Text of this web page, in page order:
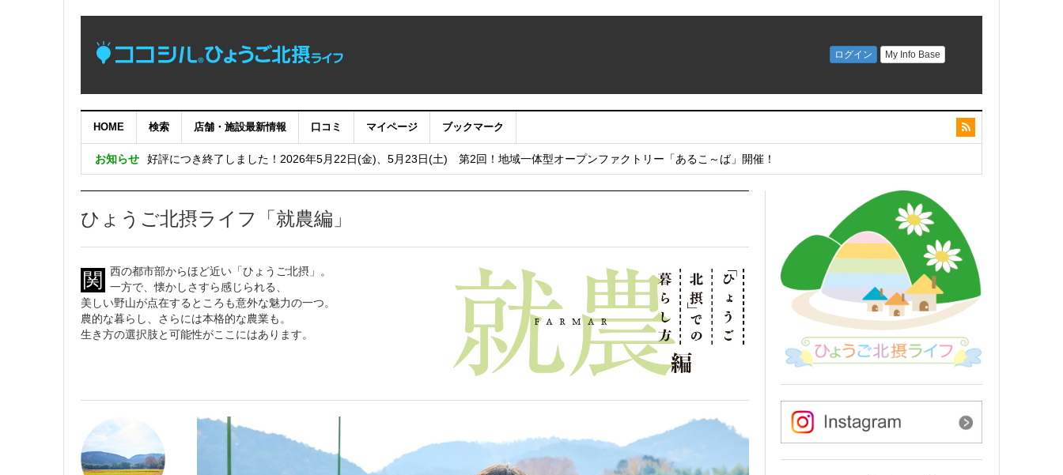
HOME 検索 店舗・施設最新情報 口コミ マイページ ブックマーク
お知らせ
【完了】システムメンテナンス作業に伴うサイト・アプリ利用停止のお知らせ
好評につき終了しました！2026年5月22日(金)、5月23日(土) 第2回！地域一体型オープンファクトリー「あるこ～ば」開催！
好評につき終了しました！兵庫五国移住・交流フェア2025 in 大阪 2025年12月6日（土）開催！
ひょうご北摂ライフ「就農編」
関
西の都市部からほど近い「ひょうご北摂」。
一方で、懐かしさすら感じられる、
美しい野山が点在するところも意外な魅力の一つ。
農的な暮らし、さらには本格的な農業も。
生き方の選択肢と可能性がここにはあります。